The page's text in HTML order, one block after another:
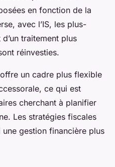
en fonction de la
avec l’IS, les plus-
traitement plus
réinvesties.
offre un cadre plus flexible
ce qui est
cherchant à planifier
Les stratégies fiscales
gestion financière plus